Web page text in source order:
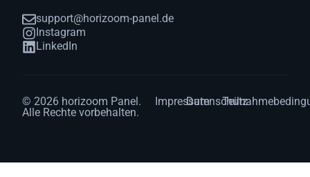
support@horizoom-panel.de
Instagram
LinkedIn
© 2026 horizoom Panel.
Alle Rechte vorbehalten.
ImpressumDatenschutz